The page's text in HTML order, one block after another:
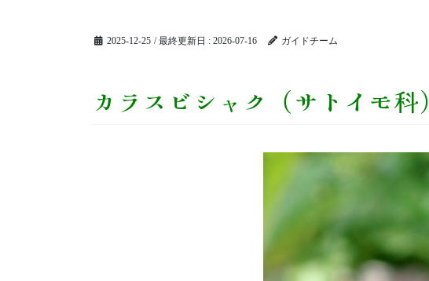
2025-12-25 / 最終更新日 : 2026-07-16 ガイドチーム
カラスビシャク（サトイモ科）